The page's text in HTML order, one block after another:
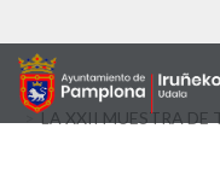
to
main
content